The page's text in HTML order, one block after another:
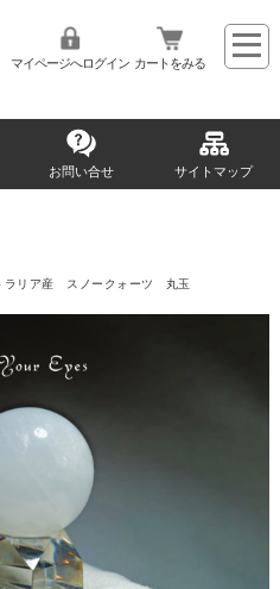
マイページへログイン カートをみる
お問い合せ サイトマップ
ラリア産 スノークォーツ 丸玉